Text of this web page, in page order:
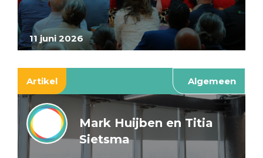
11 juni 2026
Artikel Algemeen
Mark Huijben en Titia
Sietsma